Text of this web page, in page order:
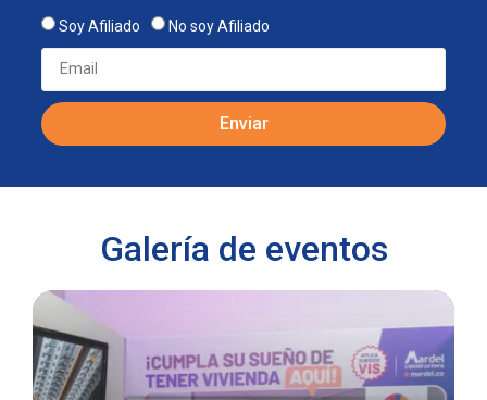
Soy Afiliado No soy Afiliado
Enviar
Galería de eventos